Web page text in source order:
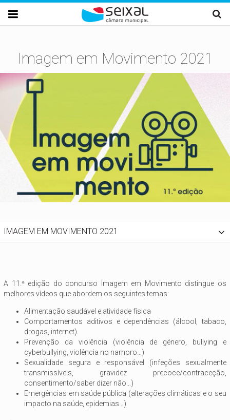
Passar para o conteúdo principal

Imagem em Movimento 2021
IMAGEM EM MOVIMENTO 2021
A 11.ª edição do concurso Imagem em Movimento distingue os
melhores vídeos que abordem os seguintes temas:
Alimentação saudável e atividade física
Comportamentos aditivos e dependências (álcool, tabaco,
drogas, internet)
Prevenção da violência (violência de género, bullying e
cyberbullying, violência no namoro…)
Sexualidade segura e responsável (infeções sexualmente
transmissíveis, gravidez precoce/contraceção,
consentimento/saber dizer não…)
Emergências em saúde pública (alterações climáticas e o seu
impacto na saúde, epidemias…)